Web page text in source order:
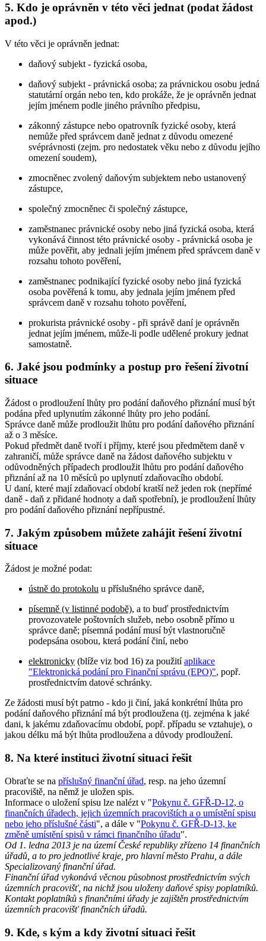
5. Kdo je oprávněn v této věci jednat (podat žádost
apod.)
V této věci je oprávněn jednat:
daňový subjekt - fyzická osoba,
daňový subjekt - právnická osoba; za právnickou osobu jedná
statutární orgán nebo ten, kdo prokáže, že je oprávněn jednat
jejím jménem podle jiného právního předpisu,
zákonný zástupce nebo opatrovník fyzické osoby, která
nemůže před správcem daně jednat z důvodu omezené
svéprávnosti (zejm. pro nedostatek věku nebo z důvodu jejího
omezení soudem),
zmocněnec zvolený daňovým subjektem nebo ustanovený
zástupce,
společný zmocněnec či společný zástupce,
zaměstnanec právnické osoby nebo jiná fyzická osoba, která
vykonává činnost této právnické osoby - právnická osoba je
může pověřit, aby jednali jejím jménem před správcem daně v
rozsahu tohoto pověření,
zaměstnanec podnikající fyzické osoby nebo jiná fyzická
osoba pověřená k tomu, aby jednala jejím jménem před
správcem daně v rozsahu tohoto pověření,
prokurista právnické osoby - při správě daní je oprávněn
jednat jejím jménem, může-li podle udělené prokury jednat
samostatně.
6. Jaké jsou podmínky a postup pro řešení životní
situace
Žádost o prodloužení lhůty pro podání daňového přiznání musí být
podána před uplynutím zákonné lhůty pro jeho podání.
Správce daně může prodloužit lhůtu pro podání daňového přiznání
až o 3 měsíce.
Pokud předmět daně tvoří i příjmy, které jsou předmětem daně v
zahraničí, může správce daně na žádost daňového subjektu v
odůvodněných případech prodloužit lhůtu pro podání daňového
přiznání až na 10 měsíců po uplynutí zdaňovacího období.
U daní, které mají zdaňovací období kratší než jeden rok (nepřímé
daně - daň z přidané hodnoty a daň spotřební), je prodloužení lhůty
pro podání daňového přiznání nepřípustné.
7. Jakým způsobem můžete zahájit řešení životní
situace
Žádost je možné podat:
ústně do protokolu u příslušného správce daně,
písemně (v listinné podobě), a to buď prostřednictvím
provozovatele poštovních služeb, nebo osobně přímo u
správce daně; písemná podání musí být vlastnoručně
podepsána osobou, která podání činí, nebo
elektronicky (blíže viz bod 16) za použitíaplikace
"Elektronická podání pro Finanční správu (EPO)", popř.
prostřednictvím datové schránky.
Ze žádosti musí být patrno - kdo ji činí, jaká konkrétní lhůta pro
podání daňového přiznání má být prodloužena (tj. zejména k jaké
dani, k jakému zdaňovacímu období, popř. případu se vztahuje), o
jakou délku má být lhůta prodloužena a důvody prodloužení.
8. Na které instituci životní situaci řešit
Obraťte se na příslušný finanční úřad, resp. na jeho územní
pracoviště, na němž je uložen spis.
Informace o uložení spisu lze nalézt v "Pokynu č. GFŘ-D-12, o
finančních úřadech, jejich územních pracovištích a o umístění spisu
nebo jeho příslušné části", a dále v "Pokynu č. GFŘ-D-13, ke
změně umístění spisů v rámci finančního úřadu".
Od 1. ledna 2013 je na území České republiky zřízeno 14 finančních
úřadů, a to pro jednotlivé kraje, pro hlavní město Prahu, a dále
Specializovaný finanční úřad.
Finanční úřad vykonává věcnou působnost prostřednictvím svých
územních pracovišť, na nichž jsou uloženy daňové spisy poplatníků.
Kontakt poplatníků s finančními úřady je zajištěn prostřednictvím
územních pracovišť finančních úřadů.
9. Kde, s kým a kdy životní situaci řešit